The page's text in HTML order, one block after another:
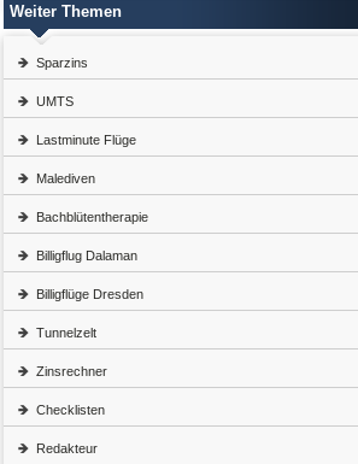
Weiter Themen
Sparzins
UMTS
Lastminute Flüge
Malediven
Bachblütentherapie
Billigflug Dalaman
Billigflüge Dresden
Tunnelzelt
Zinsrechner
Checklisten
Redakteur